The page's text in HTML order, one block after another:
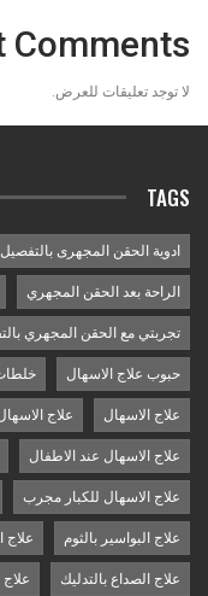
Comments
لا توجد تعليقات للعرض.
TAGS
ادوية الحقن المجهرى بالتفصيل
الراحة بعد الحقن المجهري
تجربتي مع الحقن المجهري
حبوب علاج الاسهال
علاج الاسهال علاج
علاج الاسهال عند الاطفال
علاج الاسهال للكبار مجرب
علاج البواسير بالثوم علاج
علاج الصداع بالتدليك علاج